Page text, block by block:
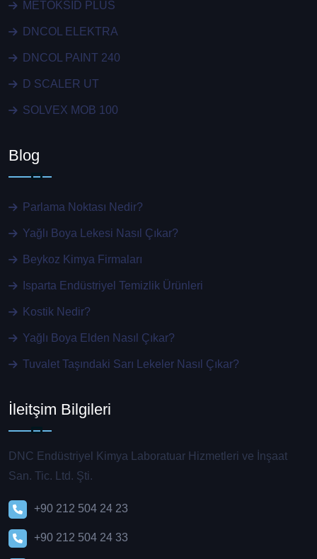
METOKSİD PLUS
DNCOL ELEKTRA
DNCOL PAINT 240
D SCALER UT
SOLVEX MOB 100
Blog
Parlama Noktası Nedir?
Yağlı Boya Lekesi Nasıl Çıkar?
Beykoz Kimya Firmaları
Isparta Endüstriyel Temizlik Ürünleri
Kostik Nedir?
Yağlı Boya Elden Nasıl Çıkar?
Tuvalet Taşındaki Sarı Lekeler Nasıl Çıkar?
İleitşim Bilgileri
DNC Endüstriyel Kimya Laboratuar Hizmetleri ve İnşaat
San. Tic. Ltd. Şti.
+90 212 504 24 23
+90 212 504 24 33